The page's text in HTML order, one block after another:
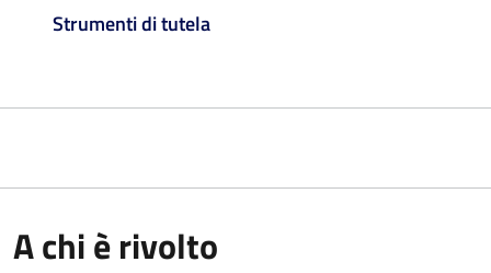
Strumenti di tutela
A chi è rivolto